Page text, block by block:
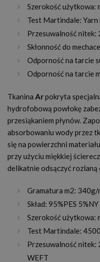
Szerokość użytkowa:
Test Martindale:
Przesuwalność nitek:
Skłonność do
Odporność na tarcie
Odporność na tarcie
Tkanina Arpokryta
hydrofobową powłokę
przesiąkaniem płynów.
absorbowaniu wody przez
się na powierzchni
przy użyciu miękkiej
delikatnie odsączyć rozlaną
Gramatura m2: 340g/
Skład: 95%PES 5%NY
Szerokość użytkowa:
Test Martindale:
Przesuwalność nitek:
WEFT